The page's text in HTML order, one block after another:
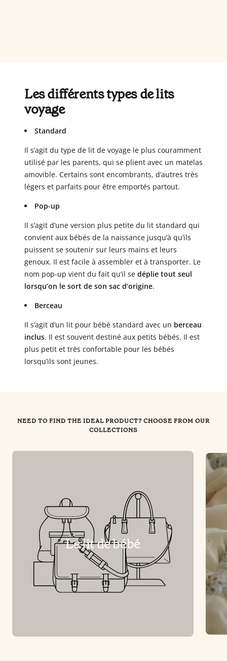
Les différents types de lits
voyage
Standard
Il s’agit du type de lit de voyage le plus couramment
utilisé par les parents, qui se plient avec un matelas
amovible. Certains sont encombrants, d’autres très
légers et parfaits pour être emportés partout.
Pop-up
Il s’agit d’une version plus petite du lit standard qui
convient aux bébés de la naissance jusqu’à qu’ils
puissent se soutenir sur leurs mains et leurs
genoux. Il est facile à assembler et à transporter. Le
nom pop-up vient du fait qu’il se déplie tout seul
lorsqu’on le sort de son sac d’origine.
Berceau
Il s’agit d’un lit pour bébé standard avec un berceau
inclus. Il est souvent destiné aux petits bébés. Il est
plus petit et très confortable pour les bébés
lorsqu’ils sont jeunes.
NEED TO FIND THE IDEAL PRODUCT? CHOOSE FROM OUR
COLLECTIONS
Le lit de bébé